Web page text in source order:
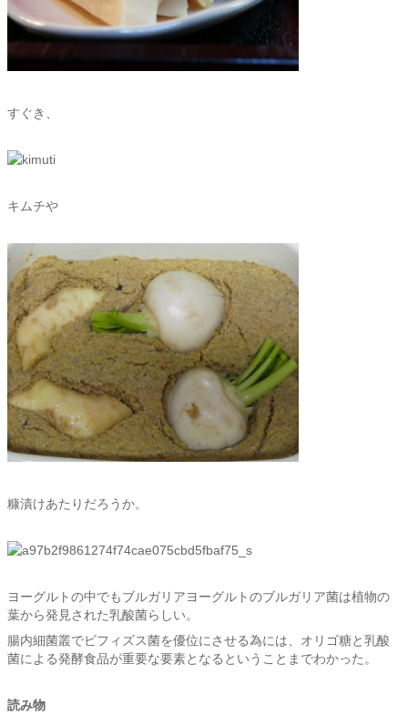
すぐき、
キムチや
糠漬けあたりだろうか。
ヨーグルトの中でもブルガリアヨーグルトのブルガリア菌は植物の
葉から発見された乳酸菌らしい。
腸内細菌叢でビフィズス菌を優位にさせる為には、オリゴ糖と乳酸
菌による発酵食品が重要な要素となるということまでわかった。
読み物